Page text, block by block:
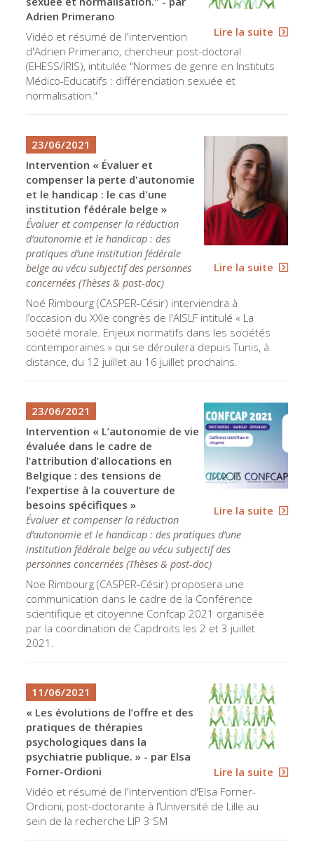
Lire la suite
Adrien Primerano
Vidéo et résumé de l'intervention
d'Adrien Primerano, chercheur post-doctoral
(EHESS/IRIS), intitulée "Normes de genre en Instituts
Médico-Educatifs : différenciation sexuée et
normalisation."
Lire la suite
23/06/2021
Intervention « Évaluer et
compenser la perte d'autonomie
et le handicap : le cas d'une
institution fédérale belge »
Évaluer et compenser la réduction
d’autonomie et le handicap : des
pratiques d’une institution fédérale
belge au vécu subjectif des personnes
concernées (Thèses & post-doc)
Noé Rimbourg (CASPER-Césir) interviendra à
l’occasion du XXIe congrès de l'AISLF intitulé « La
société morale. Enjeux normatifs dans les sociétés
contemporaines » qui se déroulera depuis Tunis, à
distance, du 12 juillet au 16 juillet prochains.
Lire la suite
23/06/2021
Intervention « L’autonomie de vie
évaluée dans le cadre de
l’attribution d’allocations en
Belgique : des tensions de
l’expertise à la couverture de
besoins spécifiques »
Évaluer et compenser la réduction
d’autonomie et le handicap : des pratiques d’une
institution fédérale belge au vécu subjectif des
personnes concernées (Thèses & post-doc)
Noe Rimbourg (CASPER-Césir) proposera une
communication dans le cadre de la Conférence
scientifique et citoyenne Confcap 2021 organisée
par la coordination de Capdroits les 2 et 3 juillet
2021.
Lire la suite
11/06/2021
« Les évolutions de l’offre et des
pratiques de thérapies
psychologiques dans la
psychiatrie publique. » - par Elsa
Forner-Ordioni
Vidéo et résumé de l'intervention d'Elsa Forner-
Ordioni, post-doctorante à l’Université de Lille au
sein de la recherche LIP 3 SM